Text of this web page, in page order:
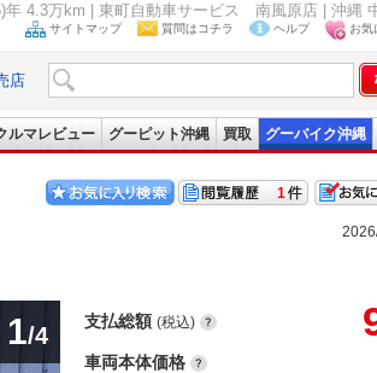
4.3万km | 東町自動車サービス 南風原店 | 沖縄
サイトマップ 質問はコチラ ヘルプ お気
店
ルマレビュー グーピット沖縄 買取 グーバイク沖縄
1
1/4
支払総額 (税込)
車両本体価格